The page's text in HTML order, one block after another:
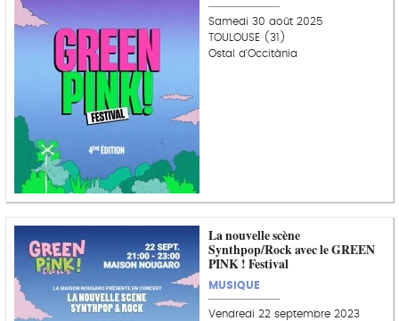
Samedi 30 août 2025
TOULOUSE (31)
Ostal d'Occitània
La nouvelle scène
Synthpop/Rock avec le GREEN
PINK ! Festival
MUSIQUE
Vendredi 22 septembre 2023